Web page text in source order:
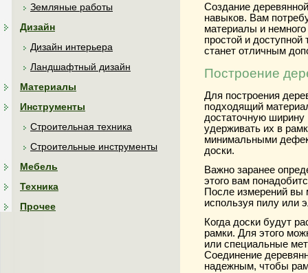
Земляные работы
Дизайн
Дизайн интерьера
Ландшафтный дизайн
Материалы
Инструменты
Строительная техника
Строительные инструменты
Мебель
Техника
Прочее
Создание
навыков. Вам
материалы и
простой и доступной
станет отличным
Построение
Для построения
подходящий
достаточную ширину
удерживать их в
минимальными
доски.
Важно заранее
этого вам
После измерений вы
используя пилу или
Когда доски будут
рамки. Для этого
или специальные
Соединение
надежным, чтобы